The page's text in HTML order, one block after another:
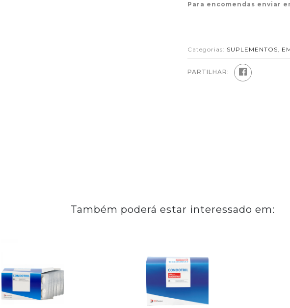
Para encomendas enviar
Categorias: SUPLEMENTOS,
PARTILHAR:
Também poderá estar interessado em: